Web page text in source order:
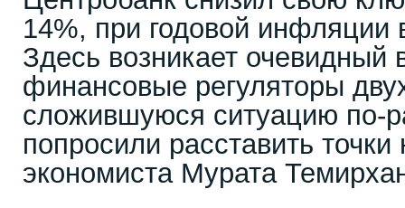
14%, при годовой инфляции
Здесь возникает очевидный
финансовые регуляторы
сложившуюся ситуацию по-
попросили расставить точки
экономиста Мурата